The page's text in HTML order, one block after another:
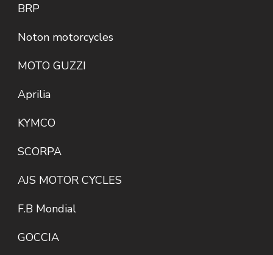
BRP
Noton motorcycles
MOTO GUZZI
Aprilia
KYMCO
SCORPA
AJS MOTOR CYCLES
F.B Mondial
GOCCIA